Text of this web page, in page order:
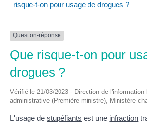
risque-t-on pour usage de drogues ?
Question-réponse
Que risque-t-on pour
drogues ?
Vérifié le 21/03/2023 - Direction de l'information
administrative (Première ministre), Ministère
L'usage destupéfiants est une infraction